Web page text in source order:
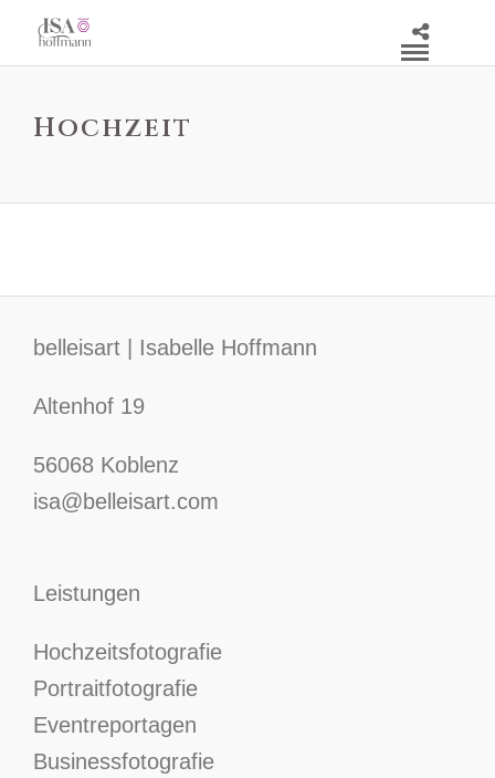
Hochzeit
belleisart | Isabelle Hoffmann
Altenhof 19
56068 Koblenz
isa@belleisart.com
Leistungen
Hochzeitsfotografie
Portraitfotografie
Eventreportagen
Businessfotografie